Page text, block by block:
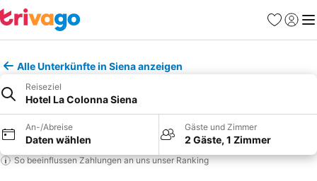
Favoriten
Alle Unterkünfte in Siena anzeigen
Reiseziel
Hotel La Colonna Siena
An-/Abreise
Daten wählen
Gäste und Zimmer
2 Gäste, 1 Zimmer
So beeinflussen Zahlungen an uns unser Ranking